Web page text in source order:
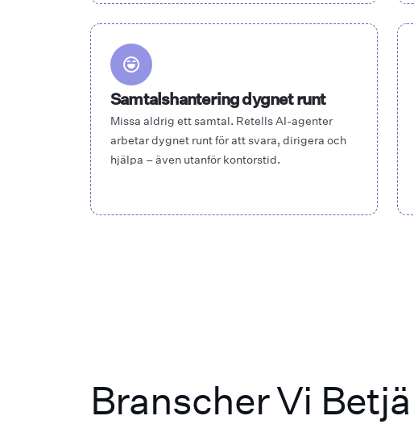
Samtalshantering dygnet runt
Missa aldrig ett samtal. Retells AI-agenter
arbetar dygnet runt för att svara, dirigera och
hjälpa – även utanför kontorstid.
Branscher Vi